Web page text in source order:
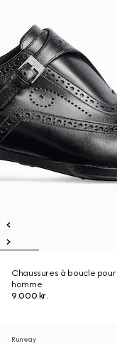
Chaussures à boucle pour
homme
9.000 kr.
Runway